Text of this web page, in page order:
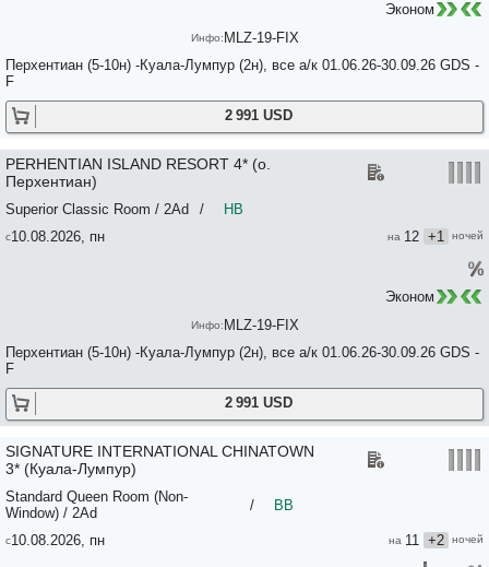
Перхентиан (5-10н) -Куала-Лумпур (2н), все а/к 01.06.26-30.09.26 GDS -
F
2 991 USD
MLZ-19-FIX
Эконом
10.08.2026, пн
Перхентиан (5-10н) -Куала-Лумпур (2н), все а/к 01.06.26-30.09.26 GDS -
F
12 +1
PERHENTIAN ISLAND RESORT 4* (о.
Перхентиан)
/ HB
Superior Classic Room / 2Ad
2 991 USD
MLZ-19-FIX
Эконом
10.08.2026, пн 11 +2
SIGNATURE INTERNATIONAL CHINATOWN
3* (Куала-Лумпур)
/ BB
Standard Queen Room (Non-
Window) / 2Ad